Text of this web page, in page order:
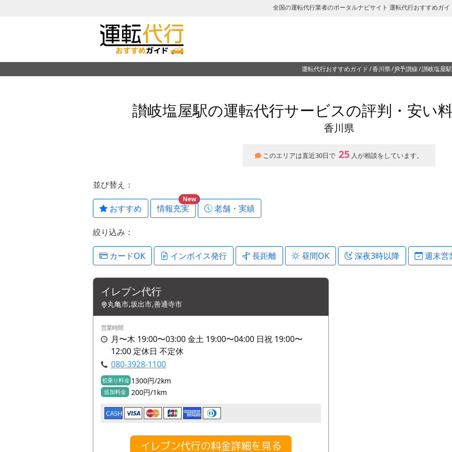
全国の運転代行業者のポータルナビサイト 運転代行おすすめガ
運転代行おすすめガイド 香川県 JR予讃線 讃岐塩屋
讃岐塩屋駅の運転代行サービスの評判・安い
香川県
このエリアは直近30日で 25 人が相談をしています。
並び替え：
おすすめ 情報充実
New
老舗・実績
絞り込み：
カードOK インボイス発行 長距離 昼間OK 深夜3時以降 週末営
イレブン代行
丸亀市,坂出市,善通寺市
営業時間
月〜木 19:00〜03:00 金土 19:00〜04:00 日祝 19:00〜
12:00 定休日 不定休
080-3928-1100
初乗り料金 1300円/2km
追加料金 200円/1km
CASH
イレブン代行の料金詳細を見る